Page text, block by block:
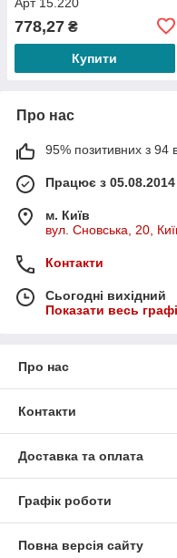
778,27 ₴
Купити
Про нас
95% позитивних з 94
Працює з 05.08.2014
м. Київ
вул. Сновська, 20,
Контакти
Сьогодні вихідний
Показати весь
Про нас
Контакти
Доставка та оплата
Графік роботи
Повна версія сайту